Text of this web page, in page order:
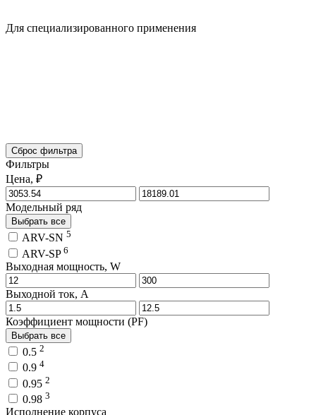
Для специализированного применения
Сброс фильтра
Фильтры
Цена, ₽
Модельный ряд
Выбрать все
ARV-SN 5
ARV-SP 6
Выходная мощность, W
Выходной ток, A
Коэффициент мощности (PF)
Выбрать все
0.5 2
0.9 4
0.95 2
0.98 3
Исполнение корпуса